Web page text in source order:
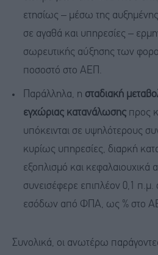
ετησίως – μέσω της
σε αγαθά και υπηρεσίες –
σωρευτικής αύξησης των
ποσοστό στο ΑΕΠ.
Παράλληλα, η σταδιακή
εγχώριας κατανάλωσης προς
υπόκεινται σε υψηλότερους
κυρίως υπηρεσίες, διαρκή
εξοπλισμό και κεφαλαιουχικά
συνεισέφερε επιπλέον 0,1
εσόδων από ΦΠΑ, ως % στο
Συνολικά, οι ανωτέρω